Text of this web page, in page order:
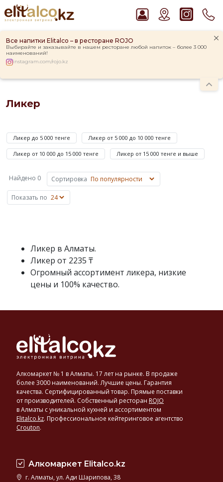
Все напитки Elitalco – в ресторане ROJO
Выбирайте и заказывайте в нашем ресторане любой напиток – более 3 000
наименований!
instagram.com/rojo.kz
Виски Talisker 10 YO Malt 45,8% in Box
Ром Captain Morgan White 37,5%
Пиво Guinness Draught 4,2% Can
Ликер
это
напиток,
который
приготовлен
на
основе
крепкого
использованием
различных
наполнителей,
могут
быть
орехи,
травы,
специи,
ягоды
фрукты.
Крепость
диапазоне
Ликер до 5 000 тенге Ликер от 5 000 до 10 000 тенге
Ликер от 10 000 до 15 000 тенге Ликер от 15 000 тенге и выше
Найдено 0 Сортировка
Показать по
Ликер в Алматы.
Ликер от 2235 ₸
Огромный ассортимент ликера, низкие
цены и 100% качество.
Алкомаркет № 1 в Алматы. 17 лет на рынке. В продаже
более 3000 наименований. Лучшие цены. Гарантия
качества. Сертифицированный товар. Прямые поставки
от производителей. Собственный ресторан ROJO
в Алматы с уникальной кухней и ассортиментом
Elitalco.kz. Профессиональное кейтеринговое агентство
Crouton.
Алкомаркет Elitalco.kz
г. Алматы, ул. Ади Шарипова, 38